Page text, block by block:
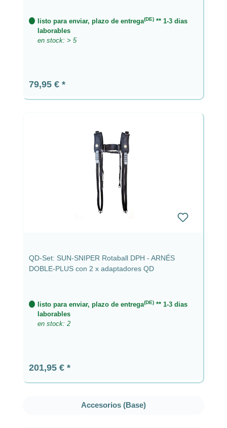
listo para enviar, plazo de entrega(DE) ** 1-3 dias
laborables
en stock: > 5
Precio normal:
79,95 €
QD-Set: SUN-SNIPER Rotaball DPH - ARNÉS
DOBLE-PLUS con 2 x adaptadores QD
listo para enviar, plazo de entrega(DE) ** 1-3 dias
laborables
en stock: 2
Precio normal:
201,95 €
Omitir la galería de productos
Accesorios (Base)